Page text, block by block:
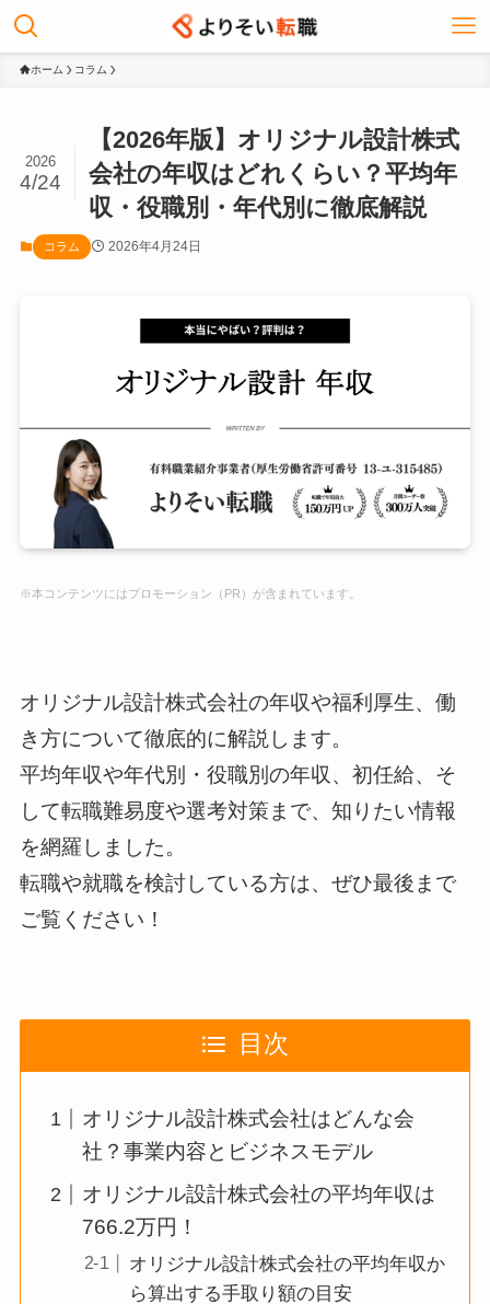
ホーム コラム
【2026年版】オリジナル設計株式
会社の年収はどれくらい？平均年
収・役職別・年代別に徹底解説
2026
4/24
コラム 2026年4月24日
※本コンテンツにはプロモーション（PR）が含まれています。
オリジナル設計株式会社の年収や福利厚生、働
き方について徹底的に解説します。
平均年収や年代別・役職別の年収、初任給、そ
して転職難易度や選考対策まで、知りたい情報
を網羅しました。
転職や就職を検討している方は、ぜひ最後まで
ご覧ください！
目次
オリジナル設計株式会社はどんな会
社？事業内容とビジネスモデル
オリジナル設計株式会社の平均年収は
766.2万円！
オリジナル設計株式会社の平均年収か
ら算出する手取り額の目安